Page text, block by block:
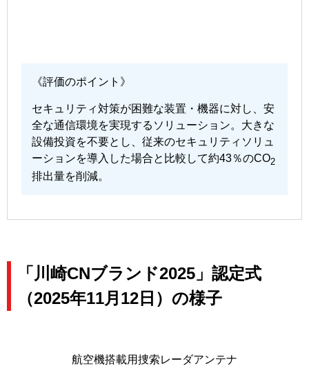
《評価のポイント》
セキュリティ対策が困難な装置・機器に対し、安
全な通信環境を実現するソリューション。大きな
設備投資を不要とし、従来のセキュリティソリュ
ーションを導入した場合と比較して約43％のCO2
排出量を削減。
「川崎CNブランド2025」認定式
（2025年11月12日）の様子
航空機搭載用捜索レーダアンテナ